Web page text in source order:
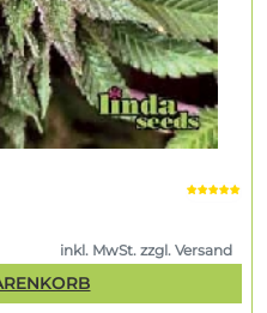
inkl. MwSt. zzgl. Versand